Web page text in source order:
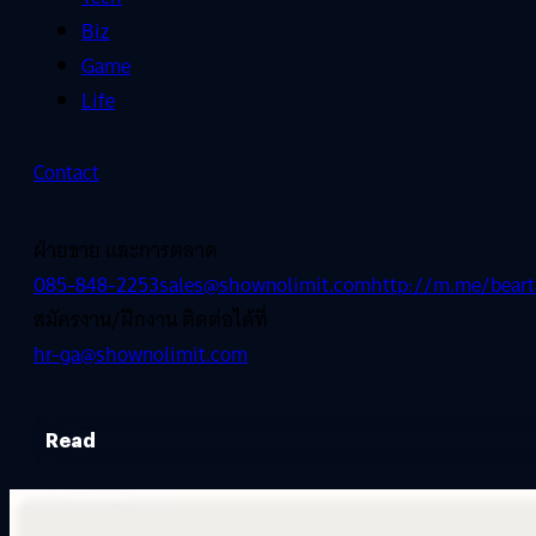
Biz
Game
Life
Contact
ฝ่ายขาย และการตลาด
085-848-2253sales@shownolimit.comhttp://m.me/
สมัครงาน/ฝึกงาน ติดต่อได้ที่
hr-ga@shownolimit.com
Read